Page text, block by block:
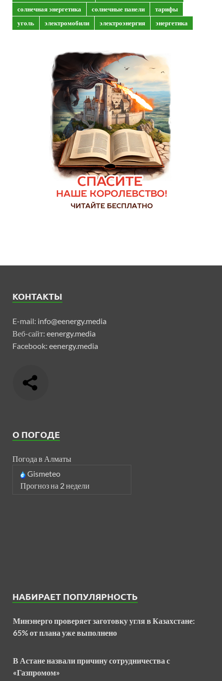
солнечная энергетика
солнечные панели
тарифы
уголь
электромобили электроэнергия энергетика
КОНТАКТЫ
E-mail: info@eenergy.media
Веб-сайт: eenergy.media
Facebook: eenergy.media
О ПОГОДЕ
Погода в Алматы
Gismeteo
Прогноз на 2 недели
НАБИРАЕТ ПОПУЛЯРНОСТЬ
Минэнерго проверяет заготовку угля в Казахстане:
65% от плана уже выполнено
В Астане назвали причину сотрудничества с
«Газпромом»